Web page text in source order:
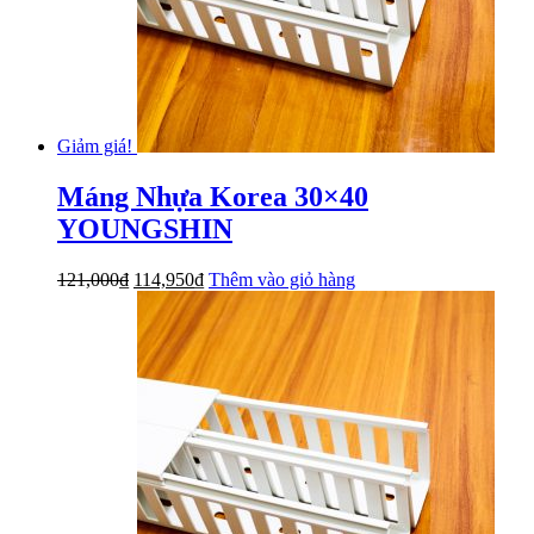
Giảm giá!
Máng Nhựa Korea 30×40
YOUNGSHIN
121,000₫ Giá
là:
121,000₫.
114,950₫Giá
hiện
tại
là:
114,950₫.
Thêm vào giỏ hàng